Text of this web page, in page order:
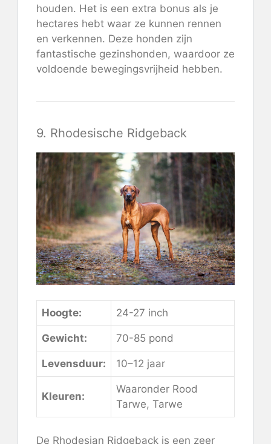
houden. Het is een extra bonus als je
hectares hebt waar ze kunnen rennen
en verkennen. Deze honden zijn
fantastische gezinshonden, waardoor ze
voldoende bewegingsvrijheid hebben.
9. Rhodesische Ridgeback
Hoogte: 24-27 inch
Gewicht: 70-85 pond
Levensduur: 10–12 jaar
Kleuren:
Waaronder Rood
Tarwe, Tarwe
De Rhodesian Ridgeback is een zeer